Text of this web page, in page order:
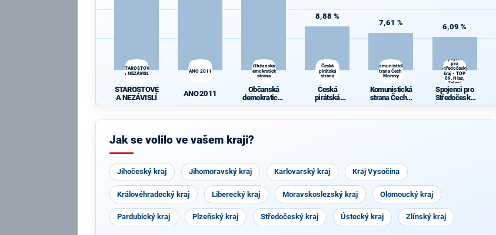
STAROSTOVÉ
A NEZÁVISLÍ
STAROSTOVÉ
A NEZÁVISLÍ
ANO 2011
ANO 2011
Občanská
demokratická
strana
Občanská
demokratická
8,88 %
Česká
pirátská
strana
Česká
pirátská
7,61 %
Komunistická
strana Čech a
Moravy
Komunistická
strana Čech a
6,09 %
Spojenci
pro
Středočeský
kraj - TOP
09, Hlas,
Zelení
Spojenci pro
Středočeský
kraj - TOP 09,
Jak se volilo ve vašem kraji?
Jihočeský kraj Jihomoravský kraj Karlovarský kraj Kraj Vysočina
Královéhradecký kraj Liberecký kraj Moravskoslezský kraj Olomoucký kraj
Pardubický kraj Plzeňský kraj Středočeský kraj Ústecký kraj Zlínský kraj